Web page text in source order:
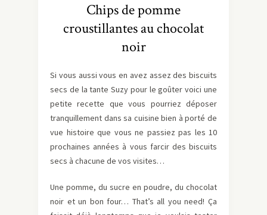
Chips de pomme
croustillantes au chocolat
noir
Si vous aussi vous en avez assez des biscuits
secs de la tante Suzy pour le goûter voici une
petite recette que vous pourriez déposer
tranquillement dans sa cuisine bien à porté de
vue histoire que vous ne passiez pas les 10
prochaines années à vous farcir des biscuits
secs à chacune de vos visites…
Une pomme, du sucre en poudre, du chocolat
noir et un bon four… That’s all you need! Ça